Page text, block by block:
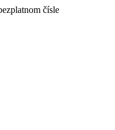
čísle